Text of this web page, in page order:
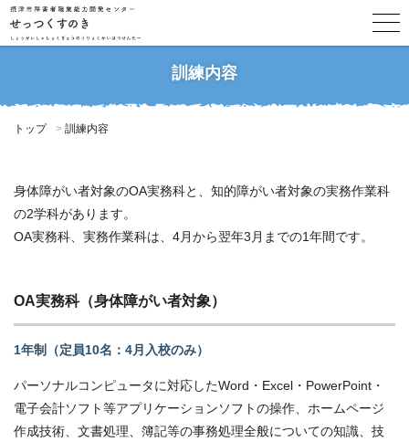
訓練内容
トップ 訓練内容
身体障がい者対象のOA実務科と、知的障がい者対象の実務作業科
の2学科があります。
OA実務科、実務作業科は、4月から翌年3月までの1年間です。
OA実務科（身体障がい者対象）
1年制（定員10名：4月入校のみ）
パーソナルコンピュータに対応したWord・Excel・PowerPoint・
電子会計ソフト等アプリケーションソフトの操作、ホームページ
作成技術、文書処理、簿記等の事務処理全般についての知識、技